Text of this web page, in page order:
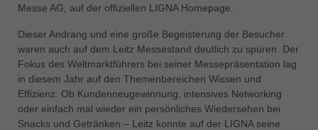
中国
ประเทศไทย
ไทย
Україна
yкраїнська
Messe AG, auf der offiziellen LIGNA Homepage.
Dieser Andrang und eine große Begeisterung der Besucher
waren auch auf dem Leitz Messestand deutlich zu spüren. Der
Fokus des Weltmarktführers bei seiner Messepräsentation lag
in diesem Jahr auf den Themenbereichen Wissen und
Effizienz. Ob Kundenneugewinnung, intensives Networking
oder einfach mal wieder ein persönliches Wiedersehen bei
Snacks und Getränken – Leitz konnte auf der LIGNA seine